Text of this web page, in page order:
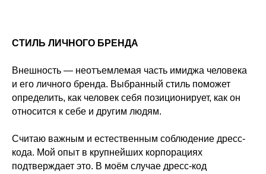
СТИЛЬ ЛИЧНОГО БРЕНДА
Внешность — неотъемлемая часть имиджа человека
и его личного бренда. Выбранный стиль поможет
определить, как человек себя позиционирует, как он
относится к себе и другим людям.
Считаю важным и естественным соблюдение дресс-
кода. Мой опыт в крупнейших корпорациях
подтверждает это. В моём случае дресс-код